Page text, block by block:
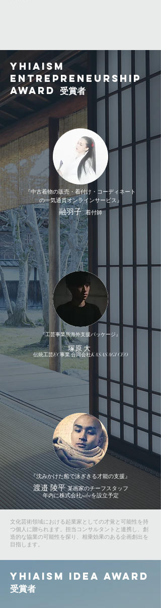
YHIAISM
ENTREPRENEURSHIP
AWARD 受賞者
『中古着物の販売・着付け・コーディネート
の一気通貫オンラインサービス』
融羽子着付師
『工芸事業所海外支援パッケージ』
塚原 大
伝統工芸EC事業 合同会社KASASAGI CEO
『沈みかけた船で泳ぎきる才能の支援』
渡邉 陵平某画家のチーフスタッフ
年内に株式会社jabrを設立予定
文化芸術領域における起業家としての才覚と可能性を持
つ個人に贈られます。担当コンサルタントと連携し、創
造的な協業の可能性を探り、相乗効果のある企画創出を
目指します。
YHIAISM IDEA AWARD
受賞者